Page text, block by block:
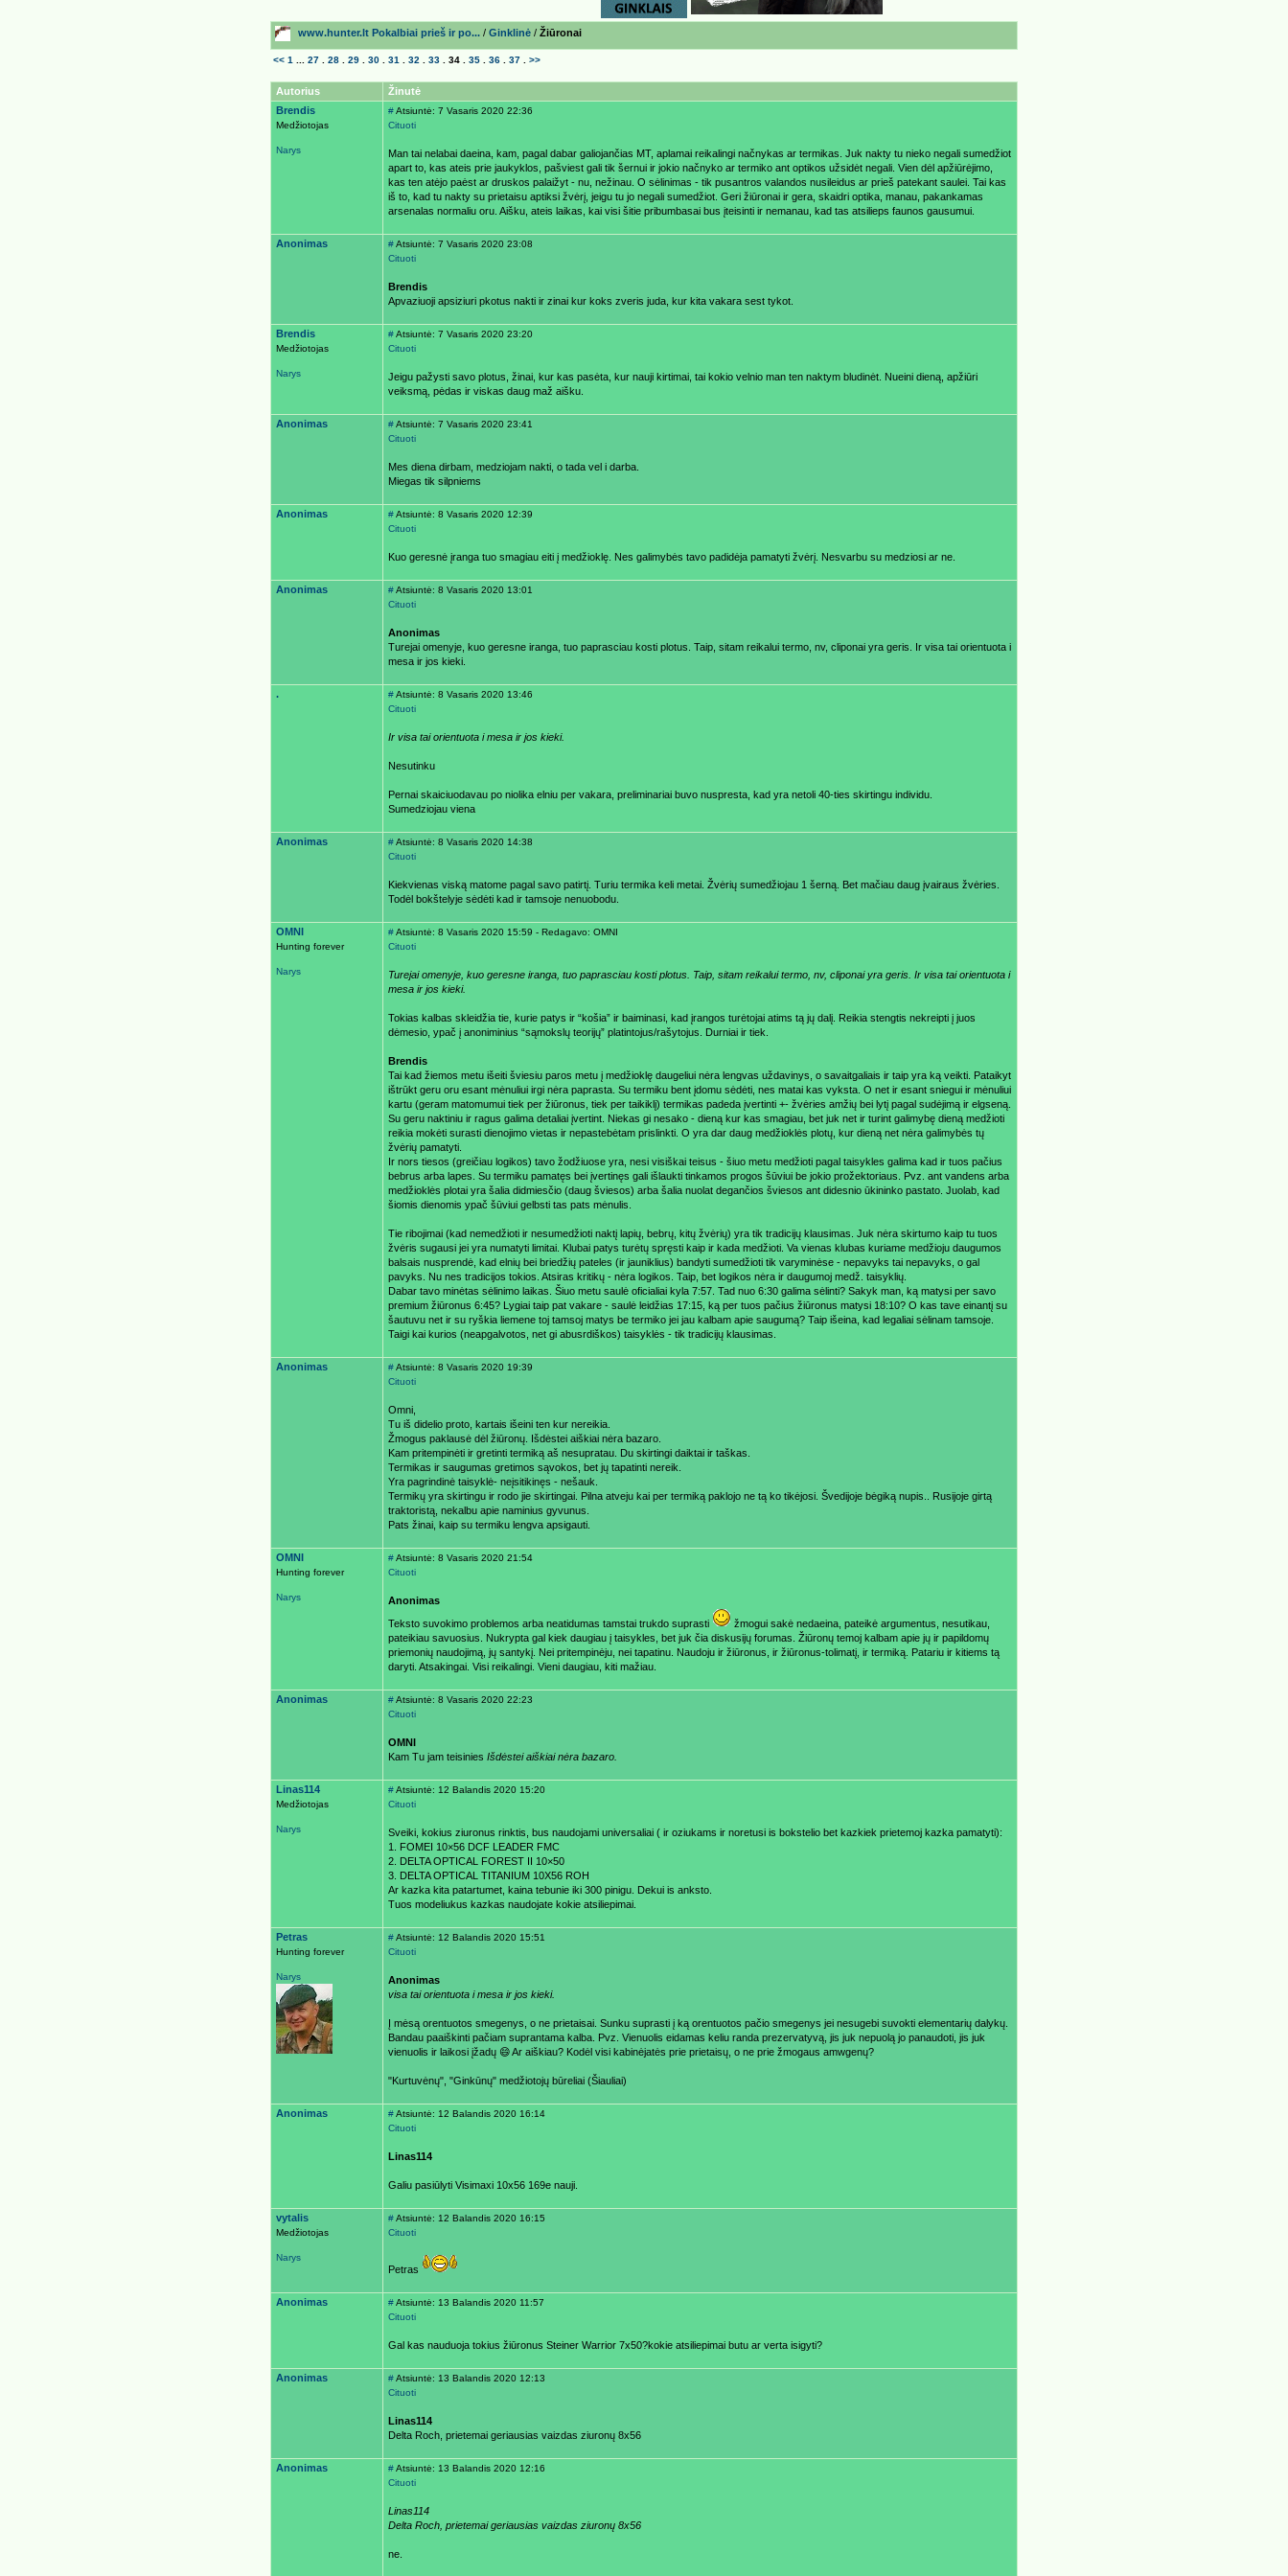
www.hunter.lt Pokalbiai prieš ir po... / Ginklinė / Žiūronai
<< 1 27 28 29 30 31 32 33 34 35 36 37 >>
Autorius
Žinutė
Brendis
Medžiotojas
Narys
#Atsiuntė: 7 Vasaris 2020 22:36
Cituoti
Man tai nelabai daeina, kam, pagal dabar galiojančias MT, aplamai reikalingi načnykas ar termikas. Juk nakty tu nieko negali sumedžiot
apart to, kas ateis prie jaukyklos, pašviest gali tik šernui ir jokio načnyko ar termiko ant optikos užsidėt negali. Vien dėl apžiūrėjimo,
kas ten atėjo paėst ar druskos palaižyt - nu, nežinau. O sėlinimas - tik pusantros valandos nusileidus ar prieš patekant saulei. Tai kas
iš to, kad tu nakty su prietaisu aptiksi žvėrį, jeigu tu jo negali sumedžiot. Geri žiūronai ir gera, skaidri optika, manau, pakankamas
arsenalas normaliu oru. Aišku, ateis laikas, kai visi šitie pribumbasai bus įteisinti ir nemanau, kad tas atsilieps faunos gausumui.
Anonimas #Atsiuntė: 7 Vasaris 2020 23:08
Cituoti
Brendis
Apvaziuoji apsiziuri pkotus nakti ir zinai kur koks zveris juda, kur kita vakara sest tykot.
Brendis
Medžiotojas
Narys
#Atsiuntė: 7 Vasaris 2020 23:20
Cituoti
Jeigu pažysti savo plotus, žinai, kur kas pasėta, kur nauji kirtimai, tai kokio velnio man ten naktym bludinėt. Nueini dieną, apžiūri
veiksmą, pėdas ir viskas daug maž aišku.
Anonimas #Atsiuntė: 7 Vasaris 2020 23:41
Cituoti
Mes diena dirbam, medziojam nakti, o tada vel i darba.
Miegas tik silpniems
Anonimas #Atsiuntė: 8 Vasaris 2020 12:39
Cituoti
Kuo geresnė įranga tuo smagiau eiti į medžioklę. Nes galimybės tavo padidėja pamatyti žvėrį. Nesvarbu su medziosi ar ne.
Anonimas #Atsiuntė: 8 Vasaris 2020 13:01
Cituoti
Anonimas
Turejai omenyje, kuo geresne iranga, tuo paprasciau kosti plotus. Taip, sitam reikalui termo, nv, cliponai yra geris. Ir visa tai orientuota i
mesa ir jos kieki.
. #Atsiuntė: 8 Vasaris 2020 13:46
Cituoti
Ir visa tai orientuota i mesa ir jos kieki.
Nesutinku
Pernai skaiciuodavau po niolika elniu per vakara, preliminariai buvo nuspresta, kad yra netoli 40-ties skirtingu individu.
Sumedziojau viena
Anonimas #Atsiuntė: 8 Vasaris 2020 14:38
Cituoti
Kiekvienas viską matome pagal savo patirtį. Turiu termika keli metai. Žvėrių sumedžiojau 1 šerną. Bet mačiau daug įvairaus žvėries.
Todėl bokštelyje sėdėti kad ir tamsoje nenuobodu.
OMNI
Hunting forever
Narys
#Atsiuntė: 8 Vasaris 2020 15:59 - Redagavo: OMNI
Cituoti
Turejai omenyje, kuo geresne iranga, tuo paprasciau kosti plotus. Taip, sitam reikalui termo, nv, cliponai yra geris. Ir visa tai orientuota i
mesa ir jos kieki.
Tokias kalbas skleidžia tie, kurie patys ir “košia” ir baiminasi, kad įrangos turėtojai atims tą jų dalį. Reikia stengtis nekreipti į juos
dėmesio, ypač į anoniminius “sąmokslų teorijų” platintojus/rašytojus. Durniai ir tiek.
Brendis
Tai kad žiemos metu išeiti šviesiu paros metu į medžioklę daugeliui nėra lengvas uždavinys, o savaitgaliais ir taip yra ką veikti. Pataikyt
ištrūkt geru oru esant mėnuliui irgi nėra paprasta. Su termiku bent įdomu sėdėti, nes matai kas vyksta. O net ir esant sniegui ir mėnuliui
kartu (geram matomumui tiek per žiūronus, tiek per taikiklį) termikas padeda įvertinti +- žvėries amžių bei lytį pagal sudėjimą ir elgseną.
Su geru naktiniu ir ragus galima detaliai įvertint. Niekas gi nesako - dieną kur kas smagiau, bet juk net ir turint galimybę dieną medžioti
reikia mokėti surasti dienojimo vietas ir nepastebėtam prislinkti. O yra dar daug medžioklės plotų, kur dieną net nėra galimybės tų
žvėrių pamatyti.
Ir nors tiesos (greičiau logikos) tavo žodžiuose yra, nesi visiškai teisus - šiuo metu medžioti pagal taisykles galima kad ir tuos pačius
bebrus arba lapes. Su termiku pamatęs bei įvertinęs gali išlaukti tinkamos progos šūviui be jokio prožektoriaus. Pvz. ant vandens arba
medžioklės plotai yra šalia didmiesčio (daug šviesos) arba šalia nuolat degančios šviesos ant didesnio ūkininko pastato. Juolab, kad
šiomis dienomis ypač šūviui gelbsti tas pats mėnulis.
Tie ribojimai (kad nemedžioti ir nesumedžioti naktį lapių, bebrų, kitų žvėrių) yra tik tradicijų klausimas. Juk nėra skirtumo kaip tu tuos
žvėris sugausi jei yra numatyti limitai. Klubai patys turėtų spręsti kaip ir kada medžioti. Va vienas klubas kuriame medžioju daugumos
balsais nusprendė, kad elnių bei briedžių pateles (ir jauniklius) bandyti sumedžioti tik varyminėse - nepavyks tai nepavyks, o gal
pavyks. Nu nes tradicijos tokios. Atsiras kritikų - nėra logikos. Taip, bet logikos nėra ir daugumoj medž. taisyklių.
Dabar tavo minėtas sėlinimo laikas. Šiuo metu saulė oficialiai kyla 7:57. Tad nuo 6:30 galima sėlinti? Sakyk man, ką matysi per savo
premium žiūronus 6:45? Lygiai taip pat vakare - saulė leidžias 17:15, ką per tuos pačius žiūronus matysi 18:10? O kas tave einantį su
šautuvu net ir su ryškia liemene toj tamsoj matys be termiko jei jau kalbam apie saugumą? Taip išeina, kad legaliai sėlinam tamsoje.
Taigi kai kurios (neapgalvotos, net gi abusrdiškos) taisyklės - tik tradicijų klausimas.
Anonimas #Atsiuntė: 8 Vasaris 2020 19:39
Cituoti
Omni,
Tu iš didelio proto, kartais išeini ten kur nereikia.
Žmogus paklausė dėl žiūronų. Išdėstei aiškiai nėra bazaro.
Kam pritempinėti ir gretinti termiką aš nesupratau. Du skirtingi daiktai ir taškas.
Termikas ir saugumas gretimos sąvokos, bet jų tapatinti nereik.
Yra pagrindinė taisyklė- neįsitikinęs - nešauk.
Termikų yra skirtingu ir rodo jie skirtingai. Pilna atveju kai per termiką paklojo ne tą ko tikėjosi. Švedijoje bėgiką nupis.. Rusijoje girtą
traktoristą, nekalbu apie naminius gyvunus.
Pats žinai, kaip su termiku lengva apsigauti.
OMNI
Hunting forever
Narys
#Atsiuntė: 8 Vasaris 2020 21:54
Cituoti
Anonimas
Teksto suvokimo problemos arba neatidumas tamstai trukdo suprasti
žmogui sakė nedaeina, pateikė argumentus, nesutikau,
pateikiau savuosius. Nukrypta gal kiek daugiau į taisykles, bet juk čia diskusijų forumas. Žiūronų temoj kalbam apie jų ir papildomų
priemonių naudojimą, jų santykį. Nei pritempinėju, nei tapatinu. Naudoju ir žiūronus, ir žiūronus-tolimatį, ir termiką. Patariu ir kitiems tą
daryti. Atsakingai. Visi reikalingi. Vieni daugiau, kiti mažiau.
Anonimas #Atsiuntė: 8 Vasaris 2020 22:23
Cituoti
OMNI
Kam Tu jam teisinies Išdėstei aiškiai nėra bazaro.
Linas114
Medžiotojas
Narys
#Atsiuntė: 12 Balandis 2020 15:20
Cituoti
Sveiki, kokius ziuronus rinktis, bus naudojami universaliai ( ir oziukams ir noretusi is bokstelio bet kazkiek prietemoj kazka pamatyti):
1. FOMEI 10×56 DCF LEADER FMC
2. DELTA OPTICAL FOREST II 10×50
3. DELTA OPTICAL TITANIUM 10X56 ROH
Ar kazka kita patartumet, kaina tebunie iki 300 pinigu. Dekui is anksto.
Tuos modeliukus kazkas naudojate kokie atsiliepimai.
Petras
Hunting forever
Narys
#Atsiuntė: 12 Balandis 2020 15:51
Cituoti
Anonimas
visa tai orientuota i mesa ir jos kieki.
Į mėsą orentuotos smegenys, o ne prietaisai. Sunku suprasti į ką orentuotos pačio smegenys jei nesugebi suvokti elementarių dalykų.
Bandau paaiškinti pačiam suprantama kalba. Pvz. Vienuolis eidamas keliu randa prezervatyvą, jis juk nepuolą jo panaudoti, jis juk
vienuolis ir laikosi įžadų 😄 Ar aiškiau? Kodėl visi kabinėjatės prie prietaisų, o ne prie žmogaus amwgenų?
"Kurtuvėnų", "Ginkūnų" medžiotojų būreliai (Šiauliai)
Anonimas #Atsiuntė: 12 Balandis 2020 16:14
Cituoti
Linas114
Galiu pasiūlyti Visimaxi 10x56 169e nauji.
vytalis
Medžiotojas
Narys
#Atsiuntė: 12 Balandis 2020 16:15
Cituoti
Petras
Anonimas #Atsiuntė: 13 Balandis 2020 11:57
Cituoti
Gal kas nauduoja tokius žiūronus Steiner Warrior 7x50?kokie atsiliepimai butu ar verta isigyti?
Anonimas #Atsiuntė: 13 Balandis 2020 12:13
Cituoti
Linas114
Delta Roch, prietemai geriausias vaizdas ziuronų 8x56
Anonimas #Atsiuntė: 13 Balandis 2020 12:16
Cituoti
Linas114
Delta Roch, prietemai geriausias vaizdas ziuronų 8x56
ne.